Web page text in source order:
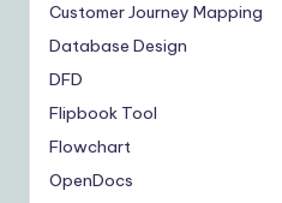
Customer Journey Mapping
Database Design
DFD
Flipbook Tool
Flowchart
OpenDocs